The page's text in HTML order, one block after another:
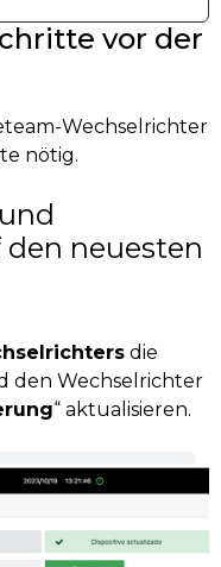
vor der
Wechselrichter
nötig.
neuesten
die
den Wechselrichter
“ aktualisieren.